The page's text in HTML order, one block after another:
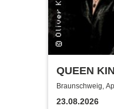
QUEEN
Braunschweig,
23.08.2026